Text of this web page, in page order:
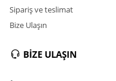
Sipariş ve teslimat
Bize Ulaşın
BİZE ULAŞIN